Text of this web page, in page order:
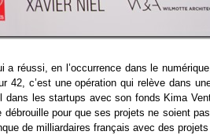
a réussi, en l’occurrence dans le
42, c’est une opération qui relève dans
les startups avec son fonds Kima
pour que ses projets ne soient
de milliardaires français avec des